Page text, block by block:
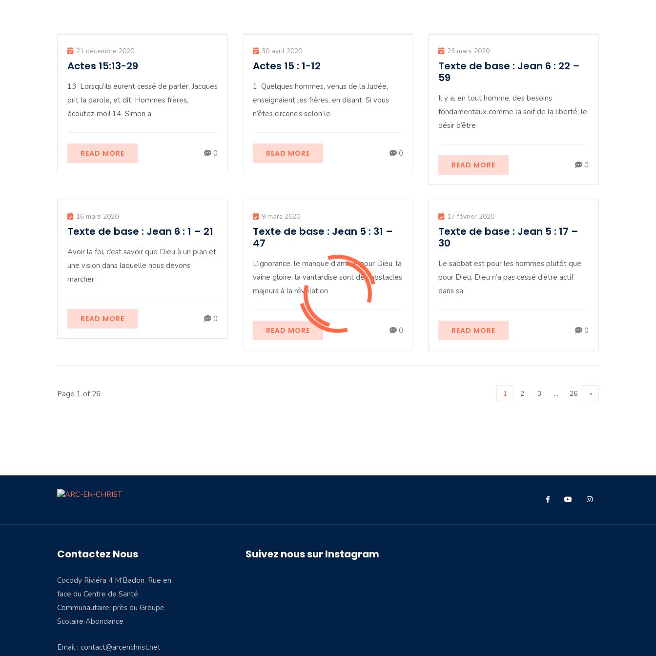
21 décembre 2020
Actes 15:13-29
13 Lorsqu’ils eurent cessé de parler, Jacques
prit la parole, et dit: Hommes frères,
écoutez-moi! 14 Simon a
READ MORE 0
30 avril 2020
Actes 15 : 1-12
1 Quelques hommes, venus de la Judée,
enseignaient les frères, en disant: Si vous
n’êtes circoncis selon le
READ MORE 0
23 mars 2020
Texte de base : Jean 6 : 22 –
59
Il y a, en tout homme, des besoins
fondamentaux comme la soif de la liberté, le
désir d’être
READ MORE 0
16 mars 2020
Texte de base : Jean 6 : 1 – 21
Avoir la foi, c’est savoir que Dieu à un plan et
une vision dans laquelle nous devons
marcher.
READ MORE 0
9 mars 2020
Texte de base : Jean 5 : 31 –
47
L’ignorance, le manque d’amour pour Dieu, la
vaine gloire, la vantardise sont des obstacles
majeurs à la révélation
READ MORE 0
17 février 2020
Texte de base : Jean 5 : 17 –
30
Le sabbat est pour les hommes plutôt que
pour Dieu, Dieu n’a pas cessé d’être actif
dans sa
READ MORE 0
Page 1 of 26 1 2 3 … 26 »
Contactez Nous
Cocody Riviéra 4 M’Badon, Rue en
face du Centre de Santé
Communautaire, près du Groupe
Scolaire Abondance
Email : contact@arcenchrist.net
Suivez nous sur Instagram